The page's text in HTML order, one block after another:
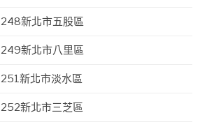
248新北市五股區
249新北市八里區
251新北市淡水區
252新北市三芝區